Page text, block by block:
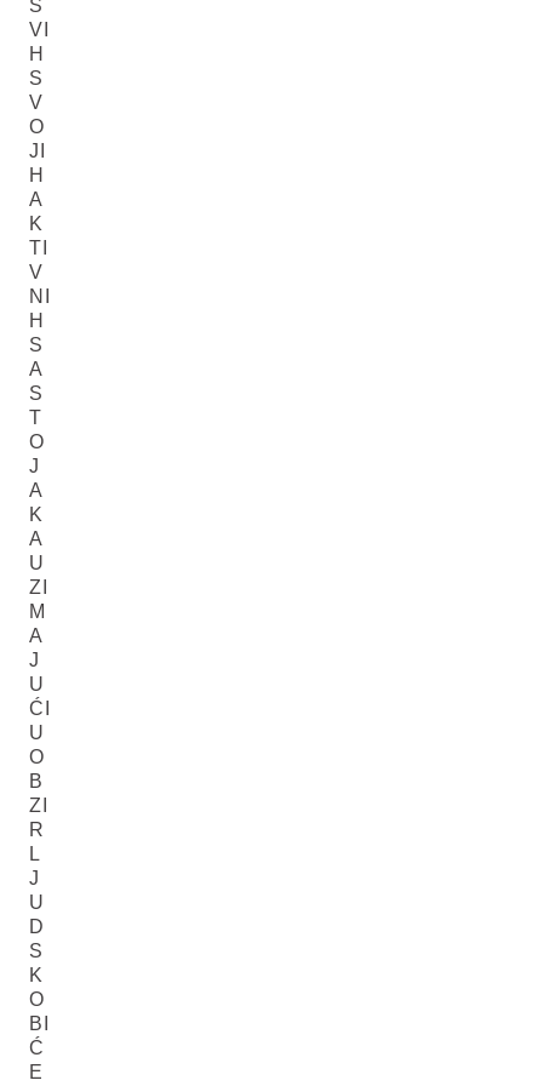
S
VI
H
S
V
O
JI
H
A
K
TI
V
NI
H
S
A
S
T
O
J
A
K
A
U
ZI
M
A
J
U
ĆI
U
O
B
ZI
R
L
J
U
D
S
K
O
BI
Ć
E